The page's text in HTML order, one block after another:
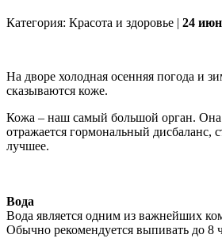
Категория: Красота и здоровье | 24
На дворе холодная осенняя погода и
сказываются коже.
Кожа – наш самый большой орган. Она
отражается гормональный дисбаланс,
лучшее.
Вода
Вода является одним из важнейших
Обычно рекомендуется выпивать до 8